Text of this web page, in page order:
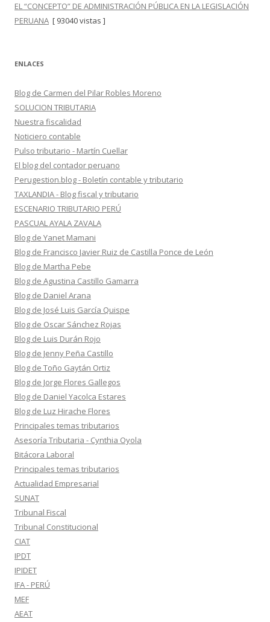
EL “CONCEPTO” DE ADMINISTRACIÓN PÚBLICA EN LA LEGISLACIÓN
PERUANA [ 93040 vistas ]
ENLACES
Blog de Carmen del Pilar Robles Moreno
SOLUCION TRIBUTARIA
Nuestra fiscalidad
Noticiero contable
Pulso tributario - Martín Cuellar
El blog del contador peruano
Perugestion.blog - Boletín contable y tributario
TAXLANDIA - Blog fiscal y tributario
ESCENARIO TRIBUTARIO PERÚ
PASCUAL AYALA ZAVALA
Blog de Yanet Mamani
Blog de Francisco Javier Ruiz de Castilla Ponce de León
Blog de Martha Pebe
Blog de Agustina Castillo Gamarra
Blog de Daniel Arana
Blog de José Luis García Quispe
Blog de Oscar Sánchez Rojas
Blog de Luis Durán Rojo
Blog de Jenny Peña Castillo
Blog de Toño Gaytán Ortiz
Blog de Jorge Flores Gallegos
Blog de Daniel Yacolca Estares
Blog de Luz Hirache Flores
Principales temas tributarios
Asesoría Tributaria - Cynthia Oyola
Bitácora Laboral
Principales temas tributarios
Actualidad Empresarial
SUNAT
Tribunal Fiscal
Tribunal Constitucional
CIAT
IPDT
IPIDET
IFA - PERÚ
MEF
AEAT